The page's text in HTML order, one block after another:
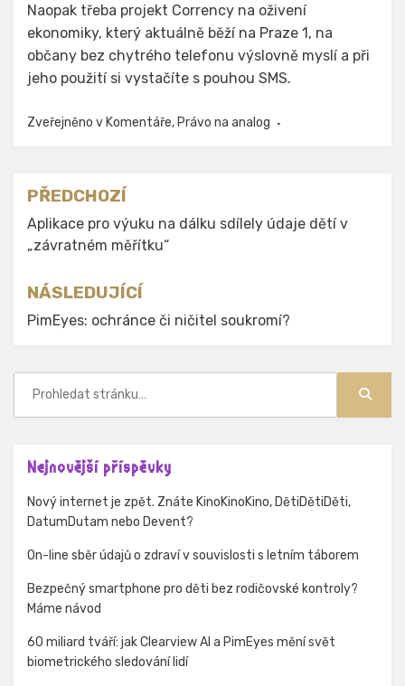
Naopak třeba projekt Corrency na oživení
ekonomiky, který aktuálně běží na Praze 1, na
občany bez chytrého telefonu výslovně myslí a při
jeho použití si vystačíte s pouhou SMS.
Zveřejněno v Komentáře, Právo na analog
Navigace
pro
příspěvek
PŘEDCHOZÍ
Aplikace pro výuku na dálku sdílely údaje dětí v
„závratném měřítku“
NÁSLEDUJÍCÍ
PimEyes: ochránce či ničitel soukromí?
Nejnovější příspěvky
Nový internet je zpět. Znáte KinoKinoKino, DětiDětiDěti,
DatumDutam nebo Devent?
On-line sběr údajů o zdraví v souvislosti s letním táborem
Bezpečný smartphone pro děti bez rodičovské kontroly?
Máme návod
60 miliard tváří: jak Clearview AI a PimEyes mění svět
biometrického sledování lidí